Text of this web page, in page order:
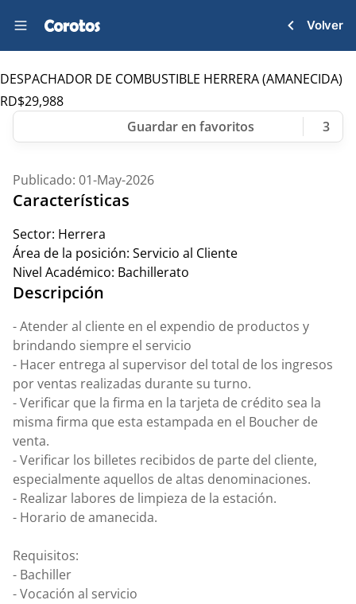
Volver
DESPACHADOR DE COMBUSTIBLE HERRERA (AMANECIDA)
RD$29,988
3
Publicado: 01-May-2026
Características
Sector: Herrera
Área de la posición: Servicio al Cliente
Nivel Académico: Bachillerato
Descripción
- Atender al cliente en el expendio de productos y
brindando siempre el servicio
- Hacer entrega al supervisor del total de los ingresos
por ventas realizadas durante su turno.
- Verificar que la firma en la tarjeta de crédito sea la
misma firma que esta estampada en el Boucher de
venta.
- Verificar los billetes recibidos de parte del cliente,
especialmente aquellos de altas denominaciones.
- Realizar labores de limpieza de la estación.
- Horario de amanecida.
Requisitos:
- Bachiller
- Vocación al servicio